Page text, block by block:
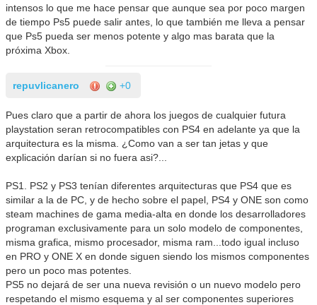
intensos lo que me hace pensar que aunque sea por poco margen
de tiempo Ps5 puede salir antes, lo que también me lleva a pensar
que Ps5 pueda ser menos potente y algo mas barata que la
próxima Xbox.
repuvlicanero +0
Pues claro que a partir de ahora los juegos de cualquier futura
playstation seran retrocompatibles con PS4 en adelante ya que la
arquitectura es la misma. ¿Como van a ser tan jetas y que
explicación darían si no fuera asi?...
PS1. PS2 y PS3 tenían diferentes arquitecturas que PS4 que es
similar a la de PC, y de hecho sobre el papel, PS4 y ONE son como
steam machines de gama media-alta en donde los desarrolladores
programan exclusivamente para un solo modelo de componentes,
misma grafica, mismo procesador, misma ram...todo igual incluso
en PRO y ONE X en donde siguen siendo los mismos componentes
pero un poco mas potentes.
PS5 no dejará de ser una nueva revisión o un nuevo modelo pero
respetando el mismo esquema y al ser componentes superiores